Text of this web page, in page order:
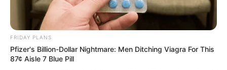
FRIDAY PLANS
Pfizer's Billion-Dollar Nightmare: Men Ditching Viagra For This
87¢ Aisle 7 Blue Pill